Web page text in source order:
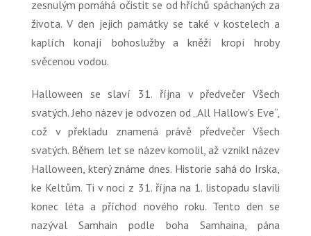
zesnulým pomáhá očistit se od hříchů spáchaných za
života. V den jejich památky se také v kostelech a
kaplích konají bohoslužby a kněží kropí hroby
svěcenou vodou.
Halloween se slaví 31. října v předvečer Všech
svatých. Jeho název je odvozen od „All Hallow's Eve“,
což v překladu znamená právě předvečer Všech
svatých. Během let se název komolil, až vznikl název
Halloween, který známe dnes. Historie sahá do Irska,
ke Keltům. Ti v noci z 31. října na 1. listopadu slavili
konec léta a příchod nového roku. Tento den se
nazýval Samhain podle boha Samhaina, pána